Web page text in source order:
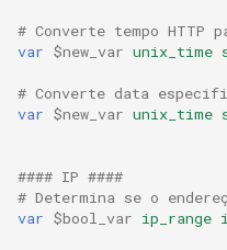
# Converte tempo HTTP
var $new_var unix_time
# Converte data
var $new_var unix_time
#### IP ####
# Determina se o
var $bool_var ip_range